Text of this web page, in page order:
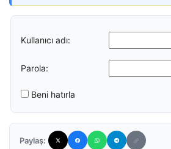
Kullanıcı adı:
Parola:
Beni hatırla
Paylaş: